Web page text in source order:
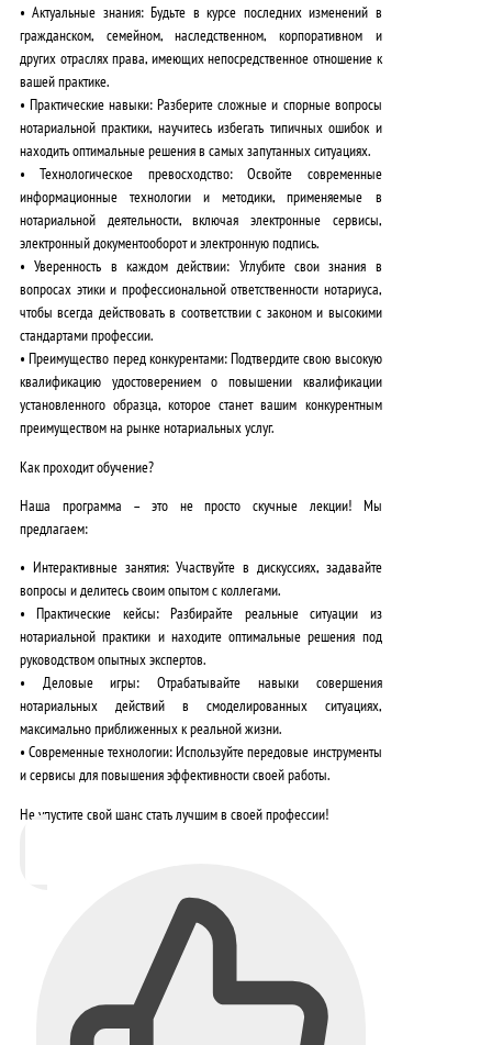
•Актуальные знания:Будьте в курсе последних изменений в
гражданском, семейном, наследственном, корпоративном и
других отраслях права, имеющих непосредственное отношение к
вашей практике.
•Практические навыки: Разберите сложные и спорные вопросы
нотариальной практики, научитесь избегать типичных ошибок и
находить оптимальные решения в самых запутанных ситуациях.
•Технологическое превосходство:Освойте современные
информационные технологии и методики, применяемые в
нотариальной деятельности, включая электронные сервисы,
электронный документооборот и электронную подпись.
•Уверенность в каждом действии: Углубите свои знания в
вопросах этики и профессиональной ответственности нотариуса,
чтобы всегда действовать в соответствии с законом и высокими
стандартами профессии.
•Преимущество перед конкурентами:Подтвердите свою высокую
квалификацию удостоверением о повышении квалификации
установленного образца, которое станет вашим конкурентным
преимуществом на рынке нотариальных услуг.
Как проходит обучение?
Наша программа – это не просто скучные лекции! Мы
предлагаем:
• Интерактивные занятия:Участвуйте в дискуссиях, задавайте
вопросы и делитесь своим опытом с коллегами.
•Практические кейсы:Разбирайте реальные ситуации из
нотариальной практики и находите оптимальные решения под
руководством опытных экспертов.
• Деловые игры: Отрабатывайте навыки совершения
нотариальных действий в смоделированных ситуациях,
максимально приближенных к реальной жизни.
•Современные технологии:Используйте передовые инструменты
и сервисы для повышения эффективности своей работы.
Не упустите свой шанс стать лучшим в своей профессии!